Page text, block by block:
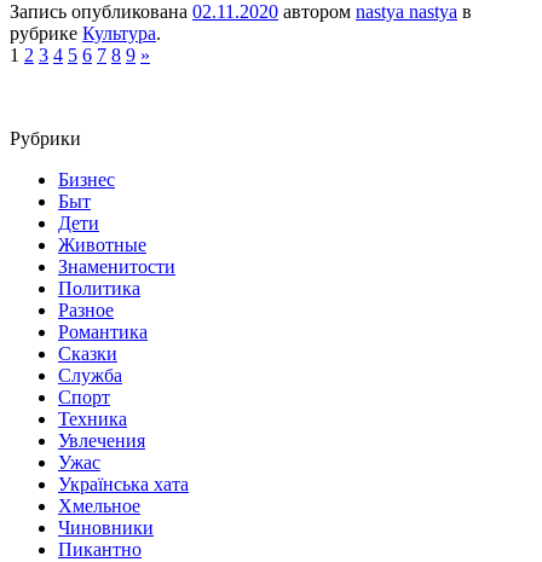
Запись опубликована 02.11.2020 автором nastya nastya в
рубрике Культура.
1 2 3 4 5 6 7 8 9 »
Рубрики
Бизнес
Быт
Дети
Животные
Знаменитости
Политика
Разное
Романтика
Сказки
Служба
Спорт
Техника
Увлечения
Ужас
Українська хата
Хмельное
Чиновники
Пикантно